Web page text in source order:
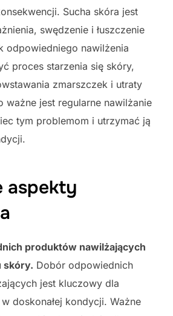
Sucha skóra jest
swędzenie i łuszczenie
odpowiedniego nawilżenia
proces starzenia się skóry,
zmarszczek i utraty
ważne jest regularne nawilżanie
tym problemom i utrzymać ją
aspekty
produktów nawilżających
skóry. Dobór odpowiednich
jest kluczowy dla
doskonałej kondycji. Ważne